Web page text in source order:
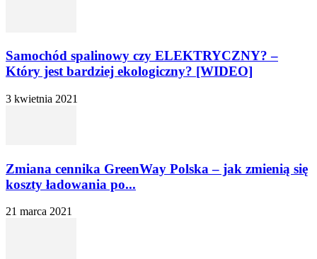
Samochód spalinowy czy ELEKTRYCZNY? –
Który jest bardziej ekologiczny? [WIDEO]
3 kwietnia 2021
Zmiana cennika GreenWay Polska – jak zmienią się
koszty ładowania po...
21 marca 2021